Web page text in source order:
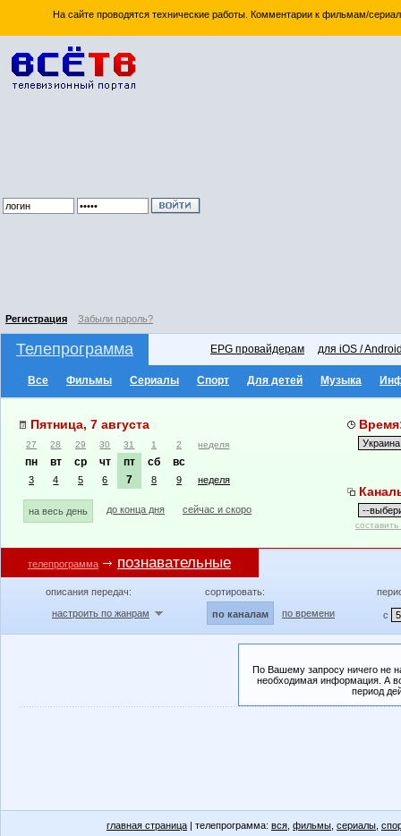
На сайте проводятся технические работы. Комментарии к фильмам/
Регистрация Забыли пароль?
Телепрограмма EPG провайдерам для iOS /
Все Фильмы Сериалы Спорт Для детей Музыка
Пятница, 7 августа
27 28 29 30 31 1 2 неделя
пн вт ср чт пт сб вс
3 4 5 6 7 8 9 неделя
на весь день до конца дня сейчас и скоро
телепрограмма познавательные
описания передач:
настроить по жанрам
сортировать:
по каналам по времени с
По Вашему запросу ничего не
необходимая информация. А
период
главная страница | телепрограмма: вся фильмы сериалы